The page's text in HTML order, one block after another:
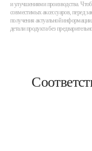
и улучшениями производства.
совместимых аксессуаров, перед
получения актуальной
детали продукта без